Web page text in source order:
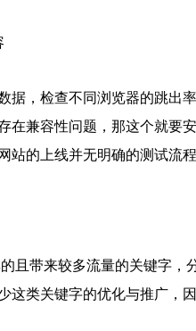
据，检查不同浏览器的跳出
在兼容性问题，那这个就要
站的上线并无明确的测试流程
且带来较多流量的关键字，
这类关键字的优化与推广，